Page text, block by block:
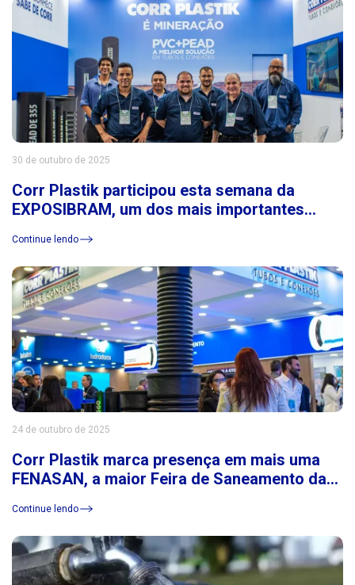
30 de outubro de 2025
Corr Plastik participou esta semana da
EXPOSIBRAM, um dos mais importantes
Latina
Continue lendo
24 de outubro de 2025
Corr Plastik marca presença em mais uma
FENASAN, a maior Feira de Saneamento da
Continue lendo